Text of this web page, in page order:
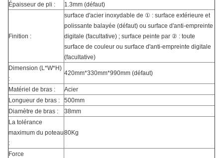
Épaisseur de pli :
1.3mm (défaut)
Finition :
surface d'acier inoxydable de ① : surface extérieure et
polissante balayée (défaut) ou surface d'anti-empreinte
digitale (facultative) ; surface peinte par ② : toute
surface de couleur ou surface d'anti-empreinte digitale
(facultative)
Dimension (L*W*H)
:
420mm*330mm*990mm (défaut)
Matériel de bras :
Acier
Longueur de bras :
500mm
Diamètre de bras :
38mm
La tolérance
maximum du poteau
:
80Kg
Force